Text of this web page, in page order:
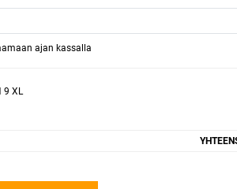
ajan kassalla
9 XL